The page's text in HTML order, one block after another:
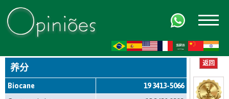
养分
Biocane
19 3413-5066
返回